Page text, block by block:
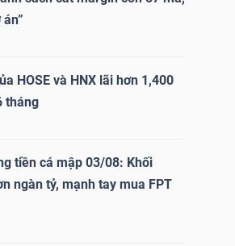
HOSE và HNX lãi hơn 1,400
tháng
tiền cá mập 03/08: Khối
ngàn tỷ, mạnh tay mua FPT